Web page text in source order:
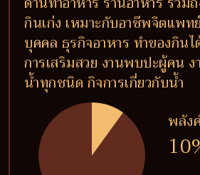
กินเก่ง เหมาะกับอาชีพจิตแพ
บุคคล ธุรกิจอาหาร ทำของกิน
การเสริมสวย งานพบปะผู้คน ง
น้ำทุกชนิด กิจการเกี่ยวกับน้ำ
พลัง